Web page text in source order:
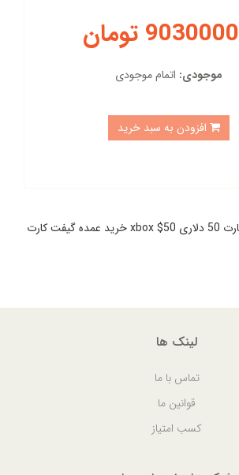
9030000 تومان
موجودی: اتمام موجودی
افزودن به سبد خرید
ایکس باکس گیفت کارت 50 دلاری xbox $50 خرید عمده گیفت کارت
لینک ها
تماس با ما
قوانین ما
کسب امتیاز